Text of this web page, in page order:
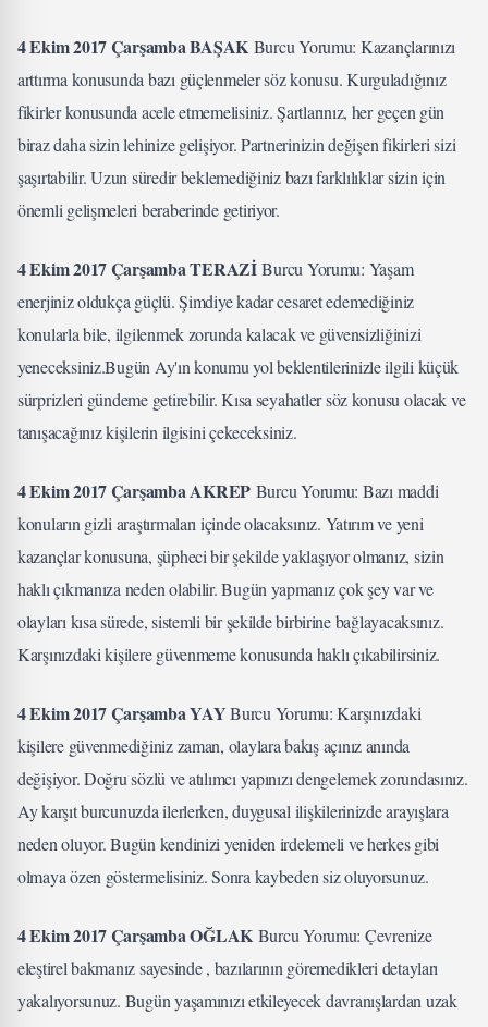
4 Ekim 2017 Çarşamba BAŞAKBurcu Yorumu: Kazançlarınızı
arttırma konusunda bazı güçlenmeler söz konusu. Kurguladığınız
fikirler konusunda acele etmemelisiniz. Şartlarınız, her geçen gün
biraz daha sizin lehinize gelişiyor. Partnerinizin değişen fikirleri sizi
şaşırtabilir. Uzun süredir beklemediğiniz bazı farklılıklar sizin için
önemli gelişmeleri beraberinde getiriyor.
4 Ekim 2017 Çarşamba TERAZİBurcu Yorumu: Yaşam
enerjiniz oldukça güçlü. Şimdiye kadar cesaret edemediğiniz
konularla bile, ilgilenmek zorunda kalacak ve güvensizliğinizi
yeneceksiniz.Bugün Ay'ın konumu yol beklentilerinizle ilgili küçük
sürprizleri gündeme getirebilir. Kısa seyahatler söz konusu olacak ve
tanışacağınız kişilerin ilgisini çekeceksiniz.
4 Ekim 2017 Çarşamba AKREPBurcu Yorumu: Bazı maddi
konuların gizli araştırmaları içinde olacaksınız. Yatırım ve yeni
kazançlar konusuna, şüpheci bir şekilde yaklaşıyor olmanız, sizin
haklı çıkmanıza neden olabilir. Bugün yapmanız çok şey var ve
olayları kısa sürede, sistemli bir şekilde birbirine bağlayacaksınız.
Karşınızdaki kişilere güvenmeme konusunda haklı çıkabilirsiniz.
4 Ekim 2017 Çarşamba YAYBurcu Yorumu: Karşınızdaki
kişilere güvenmediğiniz zaman, olaylara bakış açınız anında
değişiyor. Doğru sözlü ve atılımcı yapınızı dengelemek zorundasınız.
Ay karşıt burcunuzda ilerlerken, duygusal ilişkilerinizde arayışlara
neden oluyor. Bugün kendinizi yeniden irdelemeli ve herkes gibi
olmaya özen göstermelisiniz. Sonra kaybeden siz oluyorsunuz.
4 Ekim 2017 Çarşamba OĞLAKBurcu Yorumu: Çevrenize
eleştirel bakmanız sayesinde , bazılarının göremedikleri detayları
yakalıyorsunuz. Bugün yaşamınızı etkileyecek davranışlardan uzak